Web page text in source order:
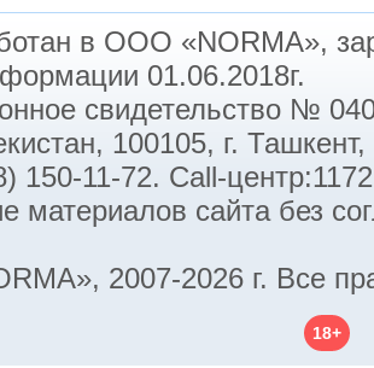
в ООО «NORMA»,
01.06.2018г.
свидетельство №
100105, г.
150-11-72. Call-
материалов сайта без
2007-2026 г. Все
18+